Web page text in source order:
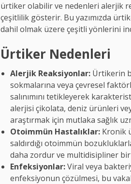
ürtiker olabilir ve nedenleri alerjik
çeşitlilik gösterir. Bu yazımızda
dahil olmak üzere çeşitli yönlerini
Ürtiker Nedenleri
Alerjik Reaksiyonlar: Ürtikerin
sokmalarına veya çevresel
salınımını tetikleyerek
alerjisi çikolata, deniz ürünleri
araştırmak için mutlaka sağlık
Otoimmün Hastalıklar: Kronik
saldırdığı otoimmün
daha zordur ve multidisipliner
Enfeksiyonlar:Viral veya
enfeksiyonun çözülmesi, bu